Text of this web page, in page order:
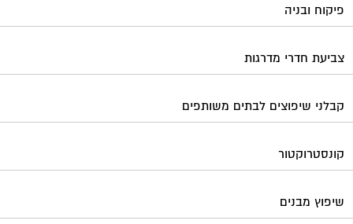
פיקוח ובניה
צביעת חדרי מדרגות
קבלני שיפוצים לבתים משותפים
קונסטרוקטור
שיפוץ מבנים